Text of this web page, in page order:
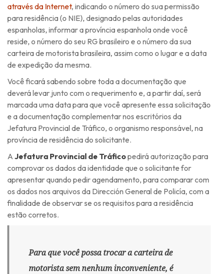
através da Internet, indicando o número do sua permissão
para residência (o NIE), designado pelas autoridades
espanholas, informar a província espanhola onde você
reside, o número do seu RG brasileiro e o número da sua
carteira de motorista brasileira, assim como o lugar e a data
de expedição da mesma.
Você ficará sabendo sobre toda a documentação que
deverá levar junto com o requerimento e, a partir daí, será
marcada uma data para que você apresente essa solicitação
e a documentação complementar nos escritórios da
Jefatura Provincial de Tráfico, o organismo responsável, na
província de residência do solicitante.
A Jefatura Provincial de Tráficopedirá autorização para
comprovar os dados da identidade que o solicitante for
apresentar quando pedir agendamento, para comparar com
os dados nos arquivos da Dirección General de Policía, com a
finalidade de observar se os requisitos para a residência
estão corretos.
Para que você possa trocar a carteira de
motorista sem nenhum inconveniente, é